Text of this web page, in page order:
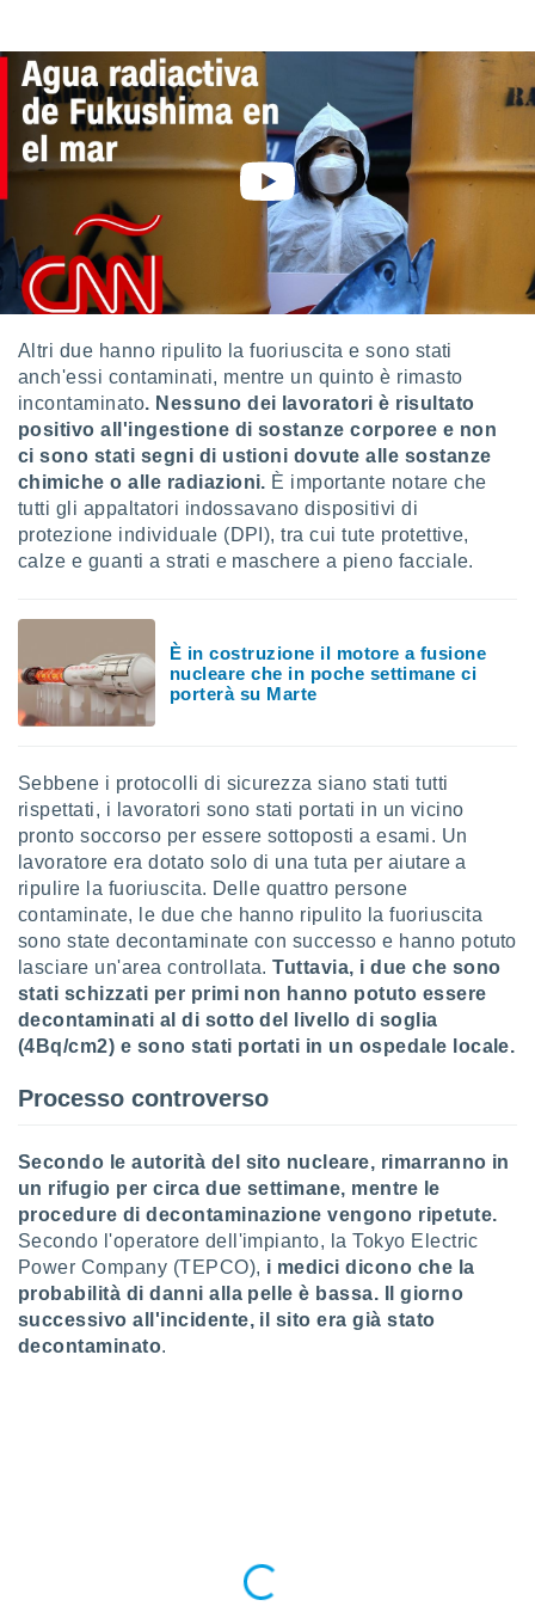
quali la
su
web,
e
di
sulla
Per
dei
facendo
" o
sito
il
dei
su
e/o
dati
la
della
creare
la
per
profili
Altri due hanno ripulito la fuoriuscita e sono stati
anch'essi contaminati, mentre un quinto è rimasto
incontaminato. Nessuno dei lavoratori è risultato
positivo all'ingestione di sostanze corporee e non
ci sono stati segni di ustioni dovute alle sostanze
chimiche o alle radiazioni. È importante notare che
tutti gli appaltatori indossavano dispositivi di
protezione individuale (DPI), tra cui tute protettive,
calze e guanti a strati e maschere a pieno facciale.
È in costruzione il motore a fusione
nucleare che in poche settimane ci
porterà su Marte
Sebbene i protocolli di sicurezza siano stati tutti
rispettati, i lavoratori sono stati portati in un vicino
pronto soccorso per essere sottoposti a esami. Un
lavoratore era dotato solo di una tuta per aiutare a
ripulire la fuoriuscita. Delle quattro persone
contaminate, le due che hanno ripulito la fuoriuscita
sono state decontaminate con successo e hanno potuto
lasciare un'area controllata.Tuttavia, i due che sono
stati schizzati per primi non hanno potuto essere
decontaminati al di sotto del livello di soglia
(4Bq/cm2) e sono stati portati in un ospedale locale.
Processo controverso
Secondo le autorità del sito nucleare, rimarranno in
un rifugio per circa due settimane, mentre le
procedure di decontaminazione vengono ripetute.
Secondo l'operatore dell'impianto, la Tokyo Electric
Power Company (TEPCO), i medici dicono che la
probabilità di danni alla pelle è bassa. Il giorno
successivo all'incidente, il sito era già stato
decontaminato.